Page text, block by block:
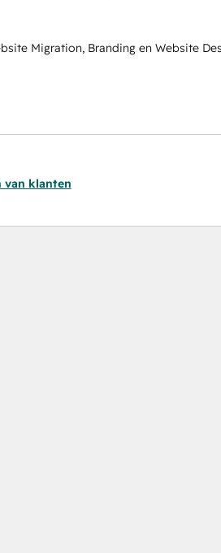
Migration, Branding en Website
van klanten